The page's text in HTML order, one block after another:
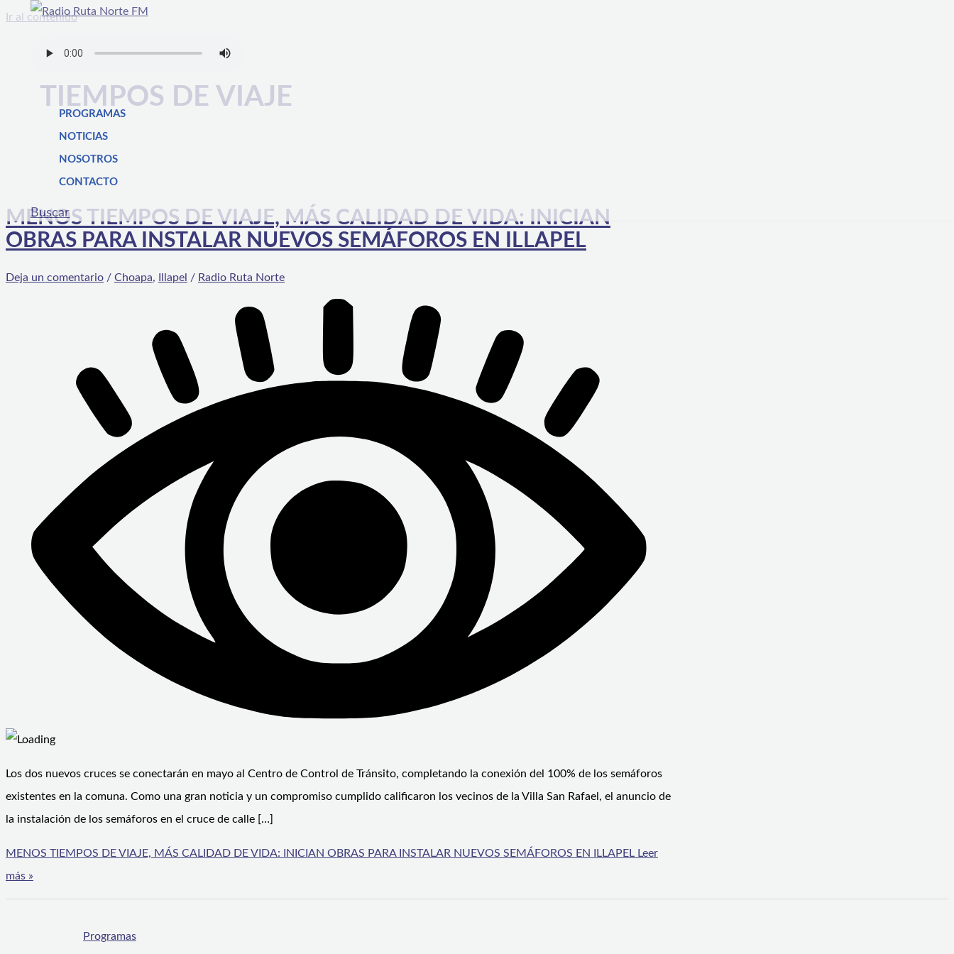
Ir al contenido
PROGRAMAS
NOTICIAS
NOSOTROS
CONTACTO
Buscar
TIEMPOS DE VIAJE
MENOS TIEMPOS DE VIAJE, MÁS CALIDAD DE VIDA: INICIAN
OBRAS PARA INSTALAR NUEVOS SEMÁFOROS EN ILLAPEL
Deja un comentario / Choapa, Illapel / Radio Ruta Norte
Los dos nuevos cruces se conectarán en mayo al Centro de Control de Tránsito, completando la conexión del 100% de los semáforos
existentes en la comuna. Como una gran noticia y un compromiso cumplido calificaron los vecinos de la Villa San Rafael, el anuncio de
la instalación de los semáforos en el cruce de calle […]
MENOS TIEMPOS DE VIAJE, MÁS CALIDAD DE VIDA: INICIAN OBRAS PARA INSTALAR NUEVOS SEMÁFOROS EN ILLAPEL Leer
más »
Programas